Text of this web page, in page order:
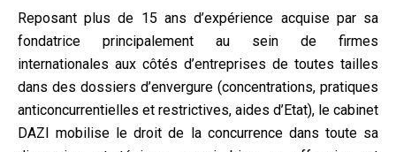
Reposant plus de 15 ans d’expérience acquise par sa
fondatrice principalement au sein de firmes
internationales aux côtés d’entreprises de toutes tailles
dans des dossiers d’envergure (concentrations, pratiques
anticoncurrentielles et restrictives, aides d’Etat), le cabinet
DAZI mobilise le droit de la concurrence dans toute sa